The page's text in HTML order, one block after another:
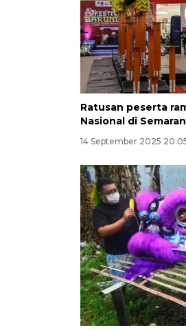
Ratusan peserta
Nasional di
14 September 2025